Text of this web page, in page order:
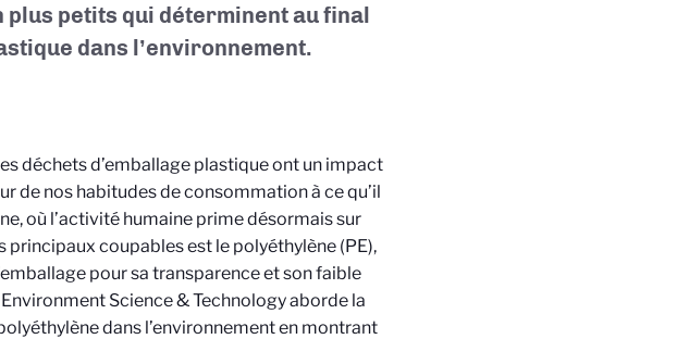
plus petits qui déterminent au final
dans l’environnement.
déchets d’emballage plastique ont un impact
de nos habitudes de consommation à ce qu’il
où l’activité humaine prime désormais sur
principaux coupables est le polyéthylène (PE),
pour sa transparence et son faible
Science & Technology aborde la
dans l’environnement en montrant